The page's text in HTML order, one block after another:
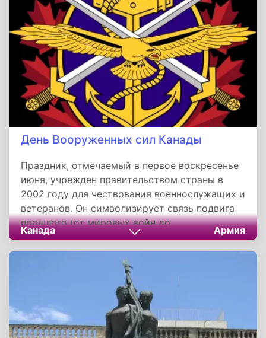
день напоминает о важности национального
единства и способности народа определять
свою судьбу.
День Вооруженных сил Канады
Праздник, отмечаемый в первое воскресенье
июня, учрежден правительством страны в
2002 году для чествования военнослужащих и
ветеранов. Он символизирует связь подвига
прошлого (от мировых войн до
миротворчества) и современных вызовов —
защиты суверенитета, борьбы со стихийными
бедствиями. Этот день напоминает о простой
истине: мир возможен благодаря тем, кто
готов служить ему даже ценой своей жизни.
Канада Армия